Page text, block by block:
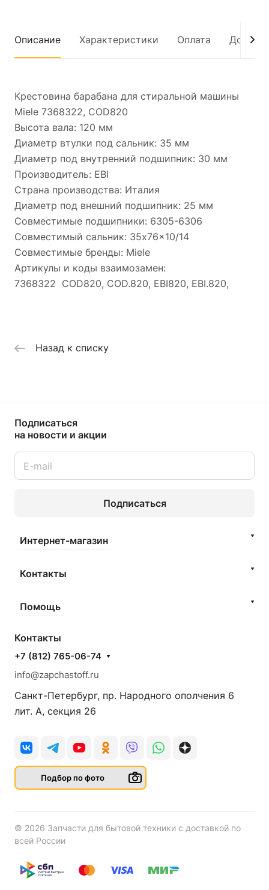
Описание Характеристики Оплата
Крестовина барабана для стиральной машины
Miele 7368322, COD820
Высота вала: 120 мм
Диаметр втулки под сальник: 35 мм
Диаметр под внутренний подшипник: 30 мм
Производитель: EBI
Страна производства: Италия
Диаметр под внешний подшипник: 25 мм
Совместимые подшипники: 6305-6306
Совместимый сальник: 35x76x10/14
Совместимые бренды: Miele
Артикулы и коды взаимозамен:
7368322 COD820, COD.820, EBI820, EBI.820,
Назад к списку
Подписаться
на новости и акции
Подписаться
Интернет-магазин
Контакты
Помощь
Контакты
+7 (812) 765-06-74
info@zapchastoff.ru
Санкт-Петербург, пр. Народного ополчения 6
лит. А, секция 26
Подбор по фото
© 2026 Запчасти для бытовой техники с доставкой по
всей России